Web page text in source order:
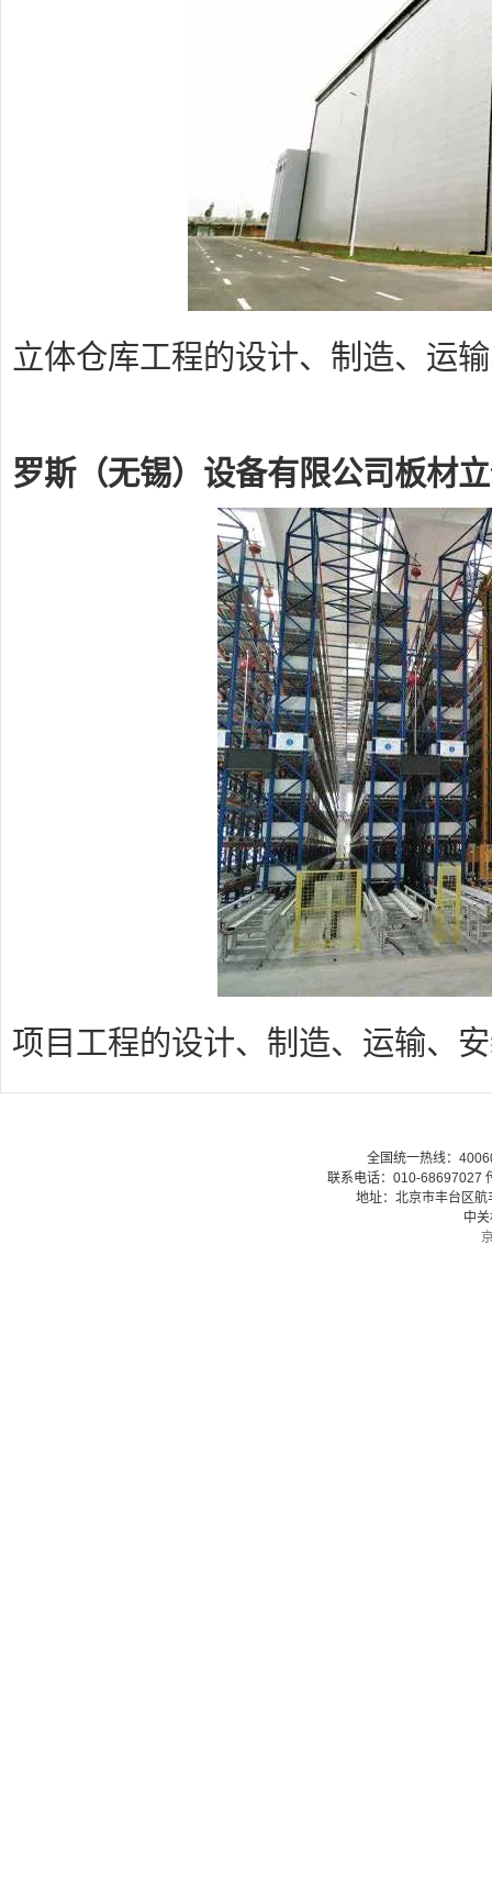
立体仓库工程的设计、制造、运
罗斯（无锡）设备有限公司板材
项目工程的设计、制造、运输、
全国统一热线：
联系电话：010-68697027
地址：北京市丰台区
中